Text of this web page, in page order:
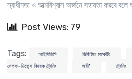
স্বাধীনতা ও আত্মবিশ্বাস অর্জনে সহায়তা করবে বলে
Post Views: 79
Tags: আইপিডিসি ডিজিটাল মার্কেটিং
সেলফ-ডিফেন্স বিষয়ক ট্রেনিং
জয়ী’ ট্রেনিং